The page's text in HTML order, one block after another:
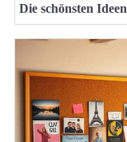
Die schönsten